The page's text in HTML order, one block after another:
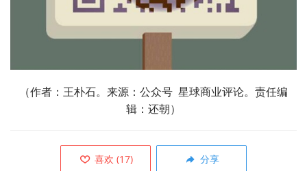
（作者：王朴石。 来源： 公众号 星球商业评论。责任编
辑：还朝）
喜欢 (17) 分享